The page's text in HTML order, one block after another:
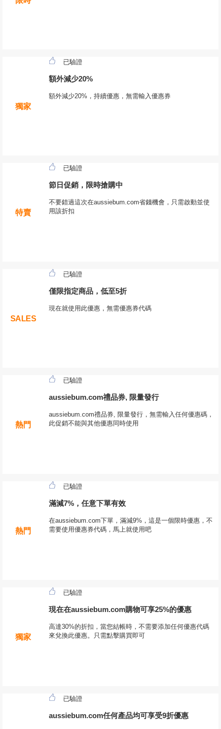
獨家
已驗證
額外減少20%
額外減少20%，持續優惠，無需輸入優惠券
特賣
已驗證
節日促銷，限時搶購中
不要錯過這次在aussiebum.com省錢機會，只需啟動並使
用該折扣
SALES
已驗證
僅限指定商品，低至5折
現在就使用此優惠，無需優惠券代碼
熱門
已驗證
aussiebum.com禮品券, 限量發行
aussiebum.com禮品券, 限量發行，無需輸入任何優惠碼，
此促銷不能與其他優惠同時使用
熱門
已驗證
滿減7%，任意下單有效
在aussiebum.com下單，滿減9%，這是一個限時優惠，不
需要使用優惠券代碼，馬上就使用吧
獨家
已驗證
現在在aussiebum.com購物可享25%的優惠
高達30%的折扣，當您結帳時，不需要添加任何優惠代碼
來兌換此優惠。只需點擊購買即可
已驗證
aussiebum.com任何產品均可享受9折優惠